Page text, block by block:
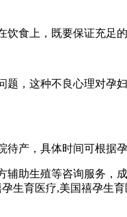
食上，既要保证充足
，这种不良心理对
产，具体时间可根据
助生殖等咨询服务
孕生育医疗,美国禧孕生